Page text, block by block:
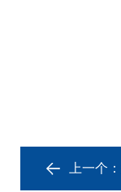
上一个：